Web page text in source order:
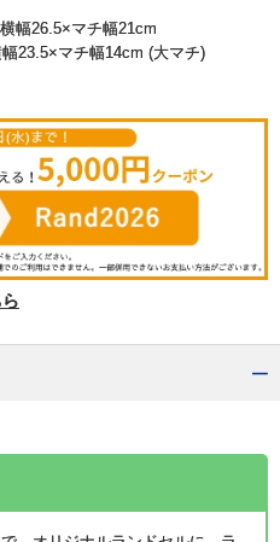
幅26.5×マチ幅21cm
23.5×マチ幅14cm (大マチ)